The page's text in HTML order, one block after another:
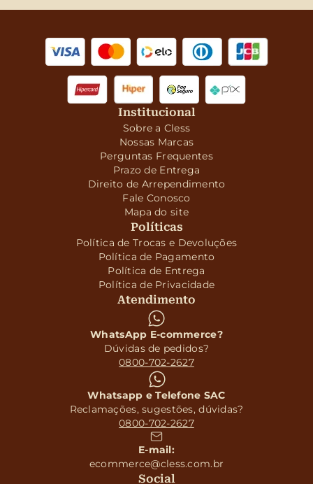
Institucional
Sobre a Cless
Nossas Marcas
Perguntas Frequentes
Prazo de Entrega
Direito de Arrependimento
Fale Conosco
Mapa do site
Políticas
Política de Trocas e Devoluções
Política de Pagamento
Política de Entrega
Política de Privacidade
Atendimento
WhatsApp E-commerce?
Dúvidas de pedidos?
0800-702-2627
Whatsapp e Telefone SAC
Reclamações, sugestões, dúvidas?
0800-702-2627
E-mail:
ecommerce@cless.com.br
Social